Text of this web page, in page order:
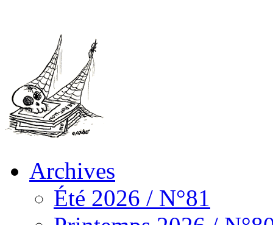
Archives
Été 2026 / N°81